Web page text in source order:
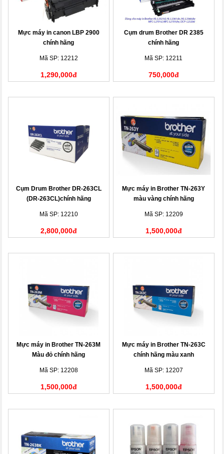
Mực máy in canon LBP 2900
chính hãng
Mã SP: 12212
1,290,000đ
Cụm drum Brother DR 2385
chính hãng
Mã SP: 12211
750,000đ
Cụm Drum Brother DR-263CL
(DR-263CL)chính hãng
Mã SP: 12210
2,800,000đ
Mực máy in Brother TN-263Y
màu vàng chính hãng
Mã SP: 12209
1,500,000đ
Mực máy in Brother TN-263M
Màu đỏ chính hãng
Mã SP: 12208
1,500,000đ
Mực máy in Brother TN-263C
chính hãng màu xanh
Mã SP: 12207
1,500,000đ